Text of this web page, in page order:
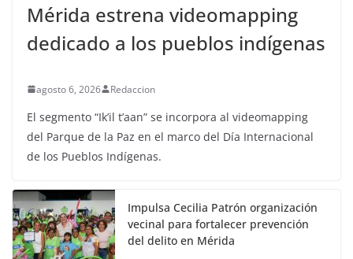
Mérida estrena videomapping
dedicado a los pueblos indígenas
agosto 6, 2026 Redaccion
El segmento “Ik’il t’aan” se incorpora al videomapping
del Parque de la Paz en el marco del Día Internacional
de los Pueblos Indígenas.
Impulsa Cecilia Patrón organización
vecinal para fortalecer prevención
del delito en Mérida